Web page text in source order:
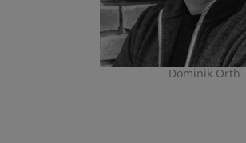
Dominik Orth